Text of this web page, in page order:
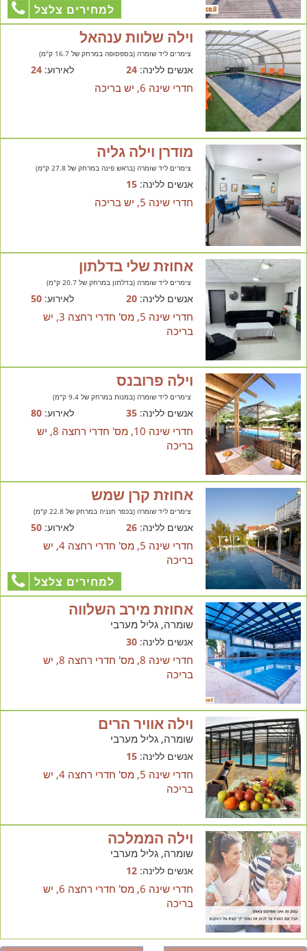
למחירים צלצל
וילה שלוות ענהאל
צימרים ליד שומרה (בספסופה במרחק של 16.7 ק"מ)
אנשים ללינה:24 לאירוע:24
חדרי שינה 6, יש בריכה
מודרן וילה גליה
צימרים ליד שומרה (בראש פינה במרחק של 27.8 ק"מ)
אנשים ללינה:15
חדרי שינה 5, יש בריכה
אחוזת שלי בדלתון
צימרים ליד שומרה (בדלתון במרחק של 20.7 ק"מ)
אנשים ללינה:20 לאירוע:50
חדרי שינה 5, מס' חדרי רחצה 3, יש
בריכה
וילה פרובנס
צימרים ליד שומרה (במנות במרחק של 9.4 ק"מ)
אנשים ללינה:35 לאירוע:80
חדרי שינה 10, מס' חדרי רחצה 8, יש
בריכה
אחוזת קרן שמש
צימרים ליד שומרה (בכפר חנניה במרחק של 22.8 ק"מ)
אנשים ללינה:26 לאירוע:50
חדרי שינה 5, מס' חדרי רחצה 4, יש
בריכה
למחירים צלצל
אחוזת מירב השלווה
שומרה, גליל מערבי
אנשים ללינה:30
חדרי שינה 8, מס' חדרי רחצה 8, יש
בריכה
וילה אוויר הרים
שומרה, גליל מערבי
אנשים ללינה:15
חדרי שינה 5, מס' חדרי רחצה 4, יש
בריכה
וילה הממלכה
שומרה, גליל מערבי
אנשים ללינה:12
חדרי שינה 6, מס' חדרי רחצה 6, יש
בריכה